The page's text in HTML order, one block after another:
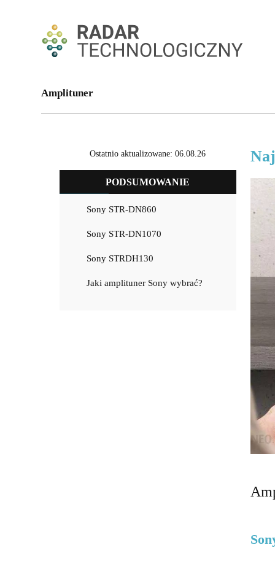
Amplituner
Ostatnio aktualizowane: 06.08.26
PODSUMOWANIE
Sony STR-DN860
Sony STR-DN1070
Sony STRDH130
Jaki amplituner Sony wybrać?